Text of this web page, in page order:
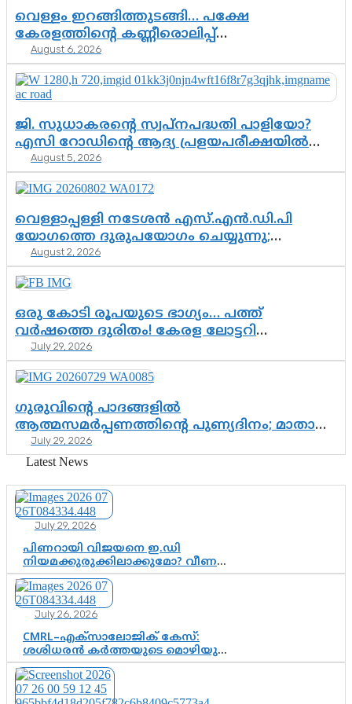
വെള്ളം ഇറങ്ങിത്തുടങ്ങി… പക്ഷേ
കേരളത്തിന്റെ കണ്ണീരൊലിപ്പ്
എന്നവസാനിക്കും?
August 6, 2026
ജി. സുധാകരന്റെ സ്വപ്നപദ്ധതി പാളിയോ?
എസി റോഡിന്റെ ആദ്യ പ്രളയപരീക്ഷയിൽ
ഉയരുന്നത് ഗുരുതര ചോദ്യങ്ങൾ
August 5, 2026
വെള്ളാപ്പള്ളി നടേശൻ എസ്.എൻ.ഡി.പി
യോഗത്തെ ദുരുപയോഗം ചെയ്യുന്നു;
ശ്രീനാരായണ പ്രസ്ഥാനത്തെ കാർന്നുതിന്നുന്ന
വിഷവിത്ത്: ഗോകുലം ഗോപാലൻ
August 2, 2026
ഒരു കോടി രൂപയുടെ ഭാഗ്യം… പത്ത്
വർഷത്തെ ദുരിതം! കേരള ലോട്ടറി
സംവിധാനത്തെ ചോദ്യം ചെയ്ത് കോയയുടെ
പോരാട്ടം
July 29, 2026
ഗുരുവിന്റെ പാദങ്ങളിൽ
ആത്മസമർപ്പണത്തിന്റെ പുണ്യദിനം; മാതാ
അമൃതാനന്ദമയി മഠത്തിൽ ഭക്തിസാന്ദ്രമായി
ഗുരുപൂർണിമ ആഘോഷം
July 29, 2026
Latest News
July 29, 2026
പിണറായി വിജയനെ ഇ.ഡി
നിയമക്കുരുക്കിലാക്കുമോ? വീണ
വിജയൻ മാപ്പുസാക്ഷിയാകുമോ?
കർത്തയുടെ മൊഴി നിർണായക
വഴിത്തിരിവാകുമോ?
July 26, 2026
CMRL–എക്‌സാലോജിക് കേസ്:
ശശിധരൻ കർത്തയുടെ മൊഴിയുടെ
അടിസ്ഥാനത്തിൽ പിണറായി
വിജയനെ ചോദ്യം ചെയ്യുന്നതിൽ ഉടൻ
തീരുമാനം; വീണയ്‌ക്കെതിരെ